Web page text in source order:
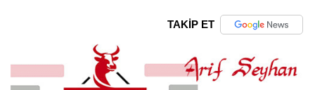
TAKİP ET